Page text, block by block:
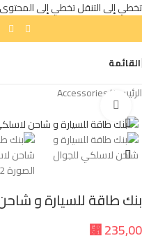
تخطي إلى التنقلتخطي إلى المحتوى
القائمة
الرئيسية/
Accessories
بنك طاقة للسيارة و
⃁235,00